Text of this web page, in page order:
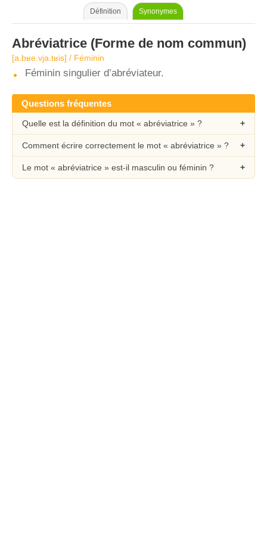
Définition Synonymes
Abréviatrice (Forme de nom commun)
[a.bʁe.vja.tʁis] / Féminin
Féminin singulier d’abréviateur.
Questions fréquentes
Quelle est la définition du mot « abréviatrice » ?
Comment écrire correctement le mot « abréviatrice » ?
Le mot « abréviatrice » est-il masculin ou féminin ?